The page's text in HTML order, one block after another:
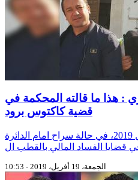
: هذا ما قالته المحكمة في
قضية كاكتوس برود
مثل صباح يوم الخميس، 18 أفريل 2019، في حالة سراح امام الدائرة
الجمعة، 19 أفريل، 2019 - 10:53